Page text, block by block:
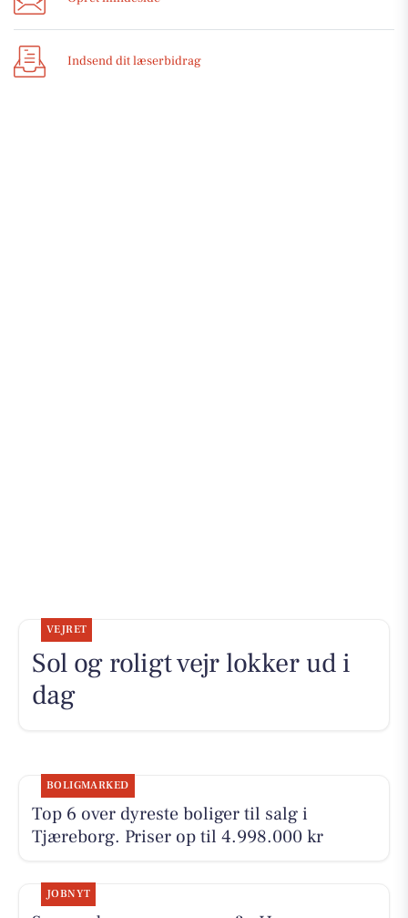
Indsend dit læserbidrag
VEJRET
Sol og roligt vejr lokker ud i
dag
BOLIGMARKED
Top 6 over dyreste boliger til salg i
Tjæreborg. Priser op til 4.998.000 kr
JOBNYT